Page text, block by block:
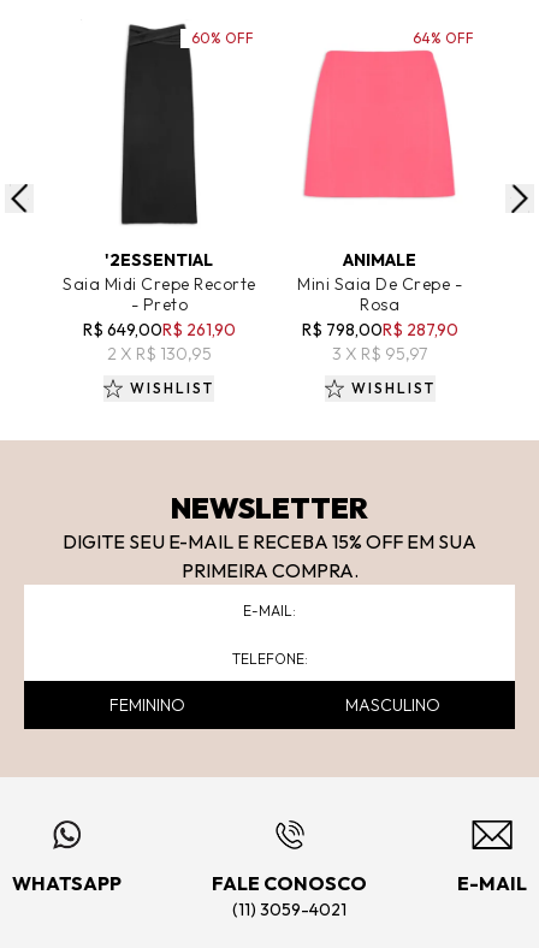
ADICIONAR AO CARRINHO
'2ESSENTIAL
Saia Midi Crepe Recorte
- Preto
R$ 649,00R$ 261,90
2 X R$ 130,95
60% OFF
WISHLIST
ANIMALE
Mini Saia De Crepe -
Rosa
R$ 798,00R$ 287,90
3 X R$ 95,97
64% OFF
WISHLIST
NEWSLETTER
DIGITE SEU E-MAIL E RECEBA 15% OFF EM SUA
PRIMEIRA COMPRA.
FEMININO MASCULINO
WHATSAPP FALE CONOSCO
(11) 3059-4021
E-MAIL